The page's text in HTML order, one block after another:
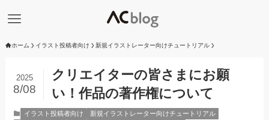
ホーム イラスト投稿者向け 新規イラストレーター向けチュートリアル
クリエイターの皆さまにお願
い！作品の著作権について
2025
8/08
イラスト投稿者向け
新規イラストレーター向けチュートリアル